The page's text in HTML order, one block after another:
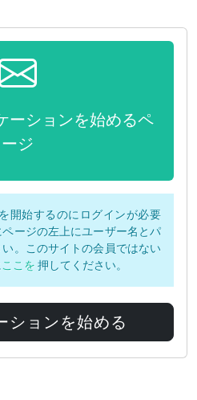
ーションを始めるペ
ージ
開始するのにログインが必要
ージの左上にユーザー名とパ
。このサイトの会員ではない
ここを 押してください。
ションを始める